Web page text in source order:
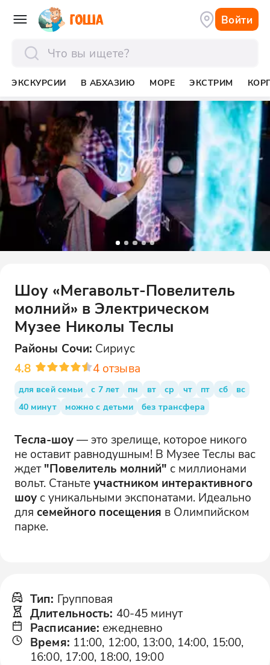
Войти
ЭКСКУРСИИ В АБХАЗИЮ МОРЕ ЭКСТРИМ
Шоу «Мегавольт-Повелитель
молний» в Электрическом
Музее Николы Теслы
Районы Сочи: Сириус
4.8
4 отзыва
для всей семьи с 7 лет пн вт ср чт пт сб
вс
40 минут
можно с детьми без трансфера
Тесла-шоу— это зрелище, которое никого
не оставит равнодушным! В Музее Теслы вас
ждет "Повелитель молний" с миллионами
вольт. Станьте участником интерактивного
шоус уникальными экспонатами. Идеально
для семейного посещения в Олимпийском
парке.
Тип: Групповая
Длительность: 40-45 минут
Расписание: ежедневно
Время: 11:00, 12:00, 13:00, 14:00, 15:00,
16:00, 17:00, 18:00, 19:00